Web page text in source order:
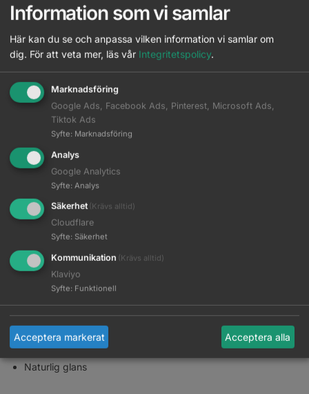
Leverans direkt till salong eller önskat ombud
Säker och smidig betalning
Beskrivning
Ytterligare information
OSiS Flexwax framhäver hårets textur och ger stark stadga,
naturlig glans och definition i ett omformningsbart cream wax.
Nyckelfördelar
Stark stadga
Omformningsbar
Ger grepp och textur
Naturlig glans
Information som vi samlar
Här kan du se och anpassa vilken information vi samlar om
dig. För att veta mer, läs vår Integritetspolicy.
Marknadsföring
Google Ads, Facebook Ads, Pinterest, Microsoft Ads,
Tiktok Ads
Syfte: Marknadsföring
Analys
Google Analytics
Syfte: Analys
Säkerhet (Krävs alltid)
Cloudflare
Syfte: Säkerhet
Kommunikation (Krävs alltid)
Klaviyo
Syfte: Funktionell
Acceptera markerat Acceptera alla